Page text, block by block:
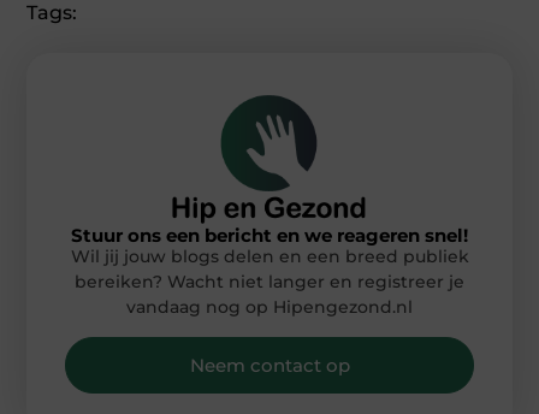
Tags:
Stuur ons een bericht en we reageren snel!
Wil jij jouw blogs delen en een breed publiek
bereiken? Wacht niet langer en registreer je
vandaag nog op Hipengezond.nl
Neem contact op